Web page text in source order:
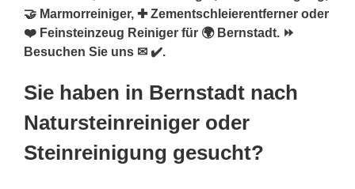
🤝 Marmorreiniger, ✚ Zementschleierentferner oder
❤️ Feinsteinzeug Reiniger für 🌍 Bernstadt. ⏩
Besuchen Sie uns ✉ ✔️.
Sie haben in Bernstadt nach
Natursteinreiniger oder
Steinreinigung gesucht?